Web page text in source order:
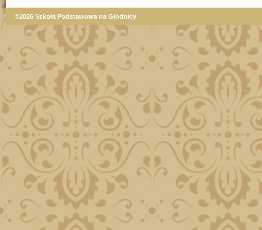
©2026 Szkoła Podstawowa na Głodnicy